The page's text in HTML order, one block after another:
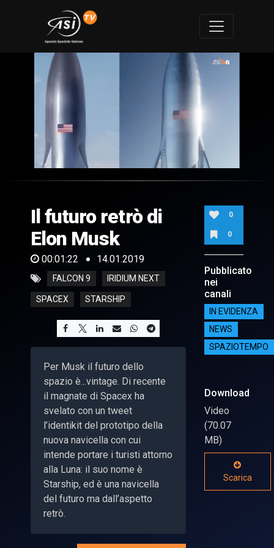
of
22
seconds
Il futuro retrò di
Elon Musk
00:01:22 14.01.2019
FALCON 9 IRIDIUM NEXT
SPACEX STARSHIP
Per Musk il futuro dello
spazio è...vintage. Di recente
il magnate di Spacex ha
svelato con un tweet
l’identikit del prototipo della
nuova navicella con cui
intende portare i turisti attorno
alla Luna: il suo nome è
Starship, ed è una navicella
del futuro ma dall’aspetto
retrò.
0
0
Pubblicato
nei
canali
IN EVIDENZA
NEWS
SPAZIOTEMPO
Download
Video
(70.07
MB)
Scarica